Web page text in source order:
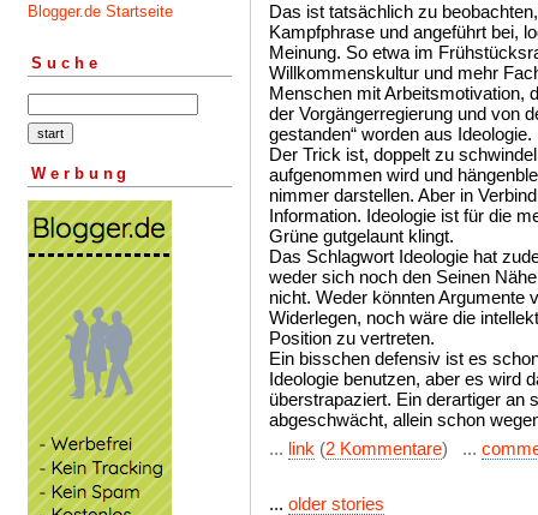
Blogger.de Startseite
Suche
Werbung
Das ist tatsächlich zu
Kampfphrase und angeführt bei,
Meinung. So etwa im
Willkommenskultur und mehr
Menschen mit Arbeitsmotivation,
der Vorgängerregierung und von
gestanden“ worden aus Ideologie.
Der Trick ist, doppelt zu
aufgenommen wird und
nimmer darstellen. Aber in
Information. Ideologie ist für die
Grüne gutgelaunt klingt.
Das Schlagwort Ideologie hat
weder sich noch den Seinen
nicht. Weder könnten Argumente
Widerlegen, noch wäre die
Position zu vertreten.
Ein bisschen defensiv ist es
Ideologie benutzen, aber es wird
überstrapaziert. Ein derartiger an
abgeschwächt, allein schon
... link (2 Kommentare) ...
... older stories